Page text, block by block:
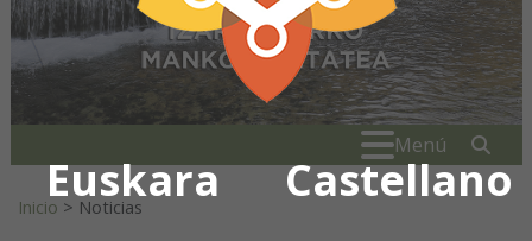
Euskara Castellano
Menú
Inicio > Noticias